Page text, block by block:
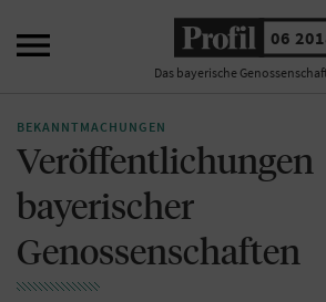
 06
Das bayerische
BEKANNTMACHUNGEN
Veröffentlichungen
bayerischer
Genossenschaften